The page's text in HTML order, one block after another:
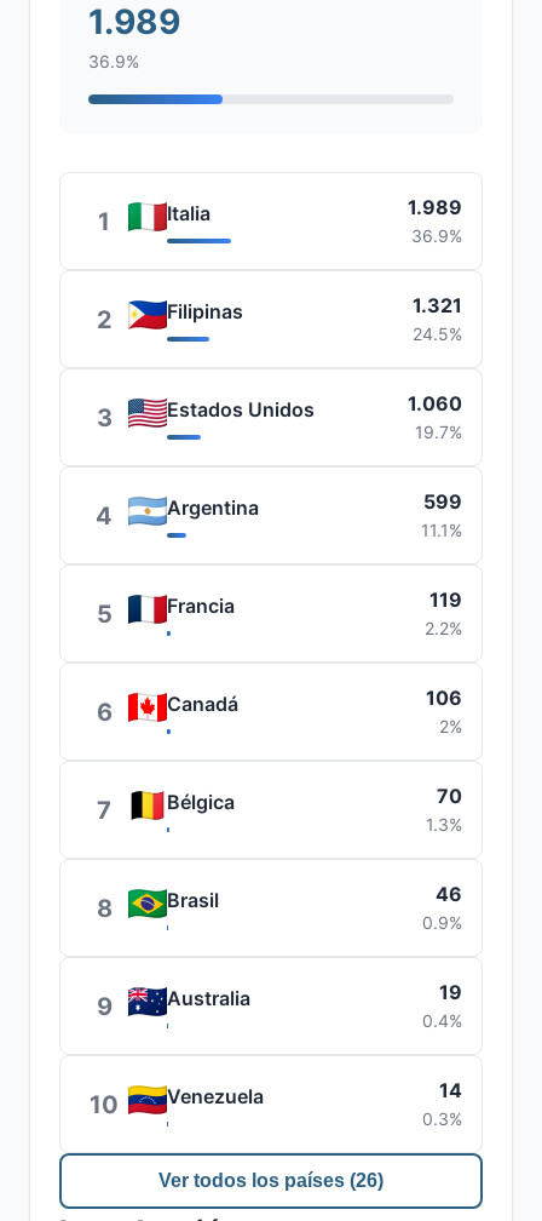
1.989
36.9%
1 Italia 1.989
36.9%
2 Filipinas 1.321
24.5%
3 Estados Unidos 1.060
19.7%
4 Argentina 599
11.1%
5 Francia 119
2.2%
6 Canadá 106
2%
7 Bélgica 70
1.3%
8 Brasil 46
0.9%
9 Australia 19
0.4%
10 Venezuela 14
0.3%
Ver todos los países (26)